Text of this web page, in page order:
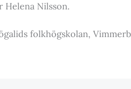
Nilsson.
folkhögskolan,